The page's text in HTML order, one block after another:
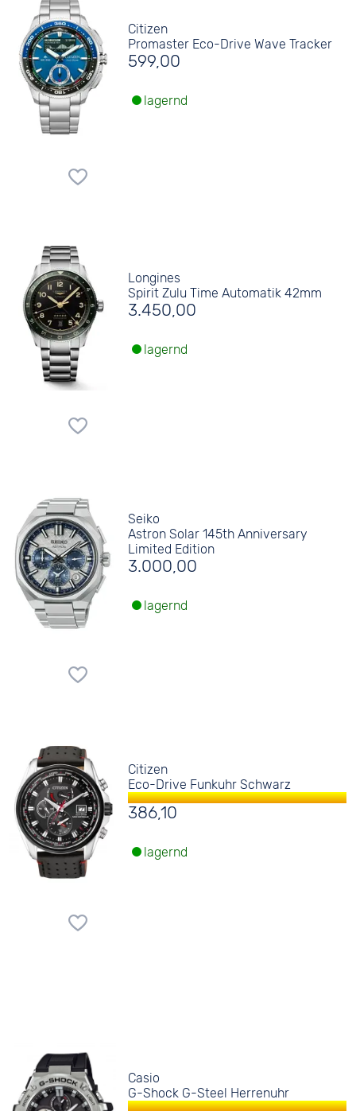
Citizen
Promaster Eco-Drive Wave Tracker
599,00
lagernd
Longines
Spirit Zulu Time Automatik 42mm
3.450,00
lagernd
Seiko
Astron Solar 145th Anniversary
Limited Edition
3.000,00
lagernd
Citizen
Eco-Drive Funkuhr Schwarz
386,10
lagernd
Casio
G-Shock G-Steel Herrenuhr